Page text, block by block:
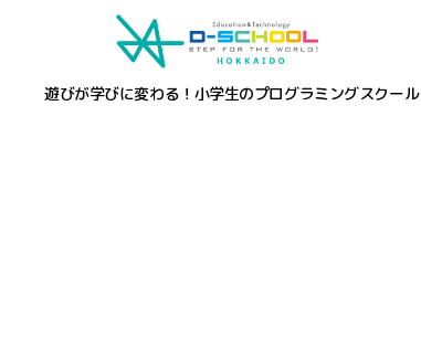
遊びが学びに変わる！小学生のプログラミングスクール